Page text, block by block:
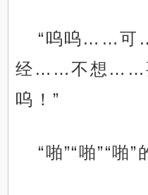
“呜呜……
经……不想
呜！”
“啪”“啪”“啪